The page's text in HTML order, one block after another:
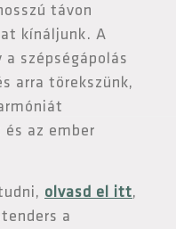
távon
kínáljunk. A
a szépségápolás
arra törekszünk,
az ember
olvasd el itt,
a